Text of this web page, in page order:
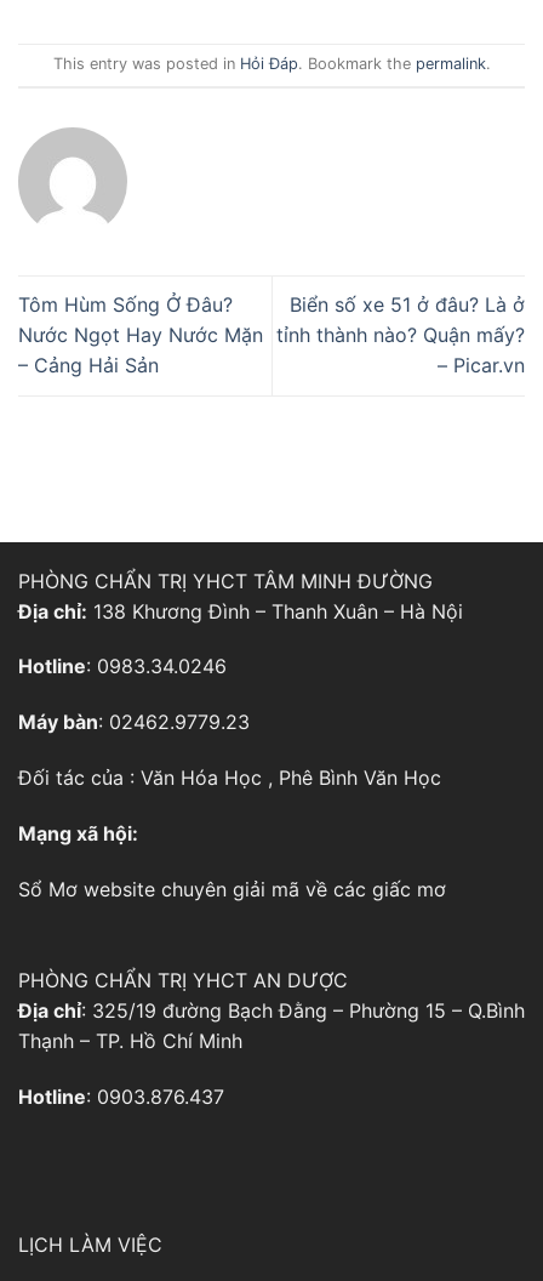
This entry was posted in Hỏi Đáp. Bookmark the permalink.
Tôm Hùm Sống Ở Đâu?
Nước Ngọt Hay Nước Mặn
– Cảng Hải Sản
Biển số xe 51 ở đâu? Là ở
tỉnh thành nào? Quận mấy?
– Picar.vn
PHÒNG CHẨN TRỊ YHCT TÂM MINH ĐƯỜNG
Địa chỉ: 138 Khương Đình – Thanh Xuân – Hà Nội
Hotline: 0983.34.0246
Máy bàn: 02462.9779.23
Đối tác của : Văn Hóa Học , Phê Bình Văn Học
Mạng xã hội:
Sổ Mơ website chuyên giải mã về các giấc mơ
PHÒNG CHẨN TRỊ YHCT AN DƯỢC
Địa chỉ: 325/19 đường Bạch Đằng – Phường 15 – Q.Bình
Thạnh – TP. Hồ Chí Minh
Hotline: 0903.876.437
LỊCH LÀM VIỆC